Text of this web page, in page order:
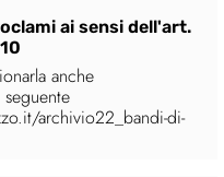
ai sensi dell'art.
anche
seguente
archivio22_bandi-di-